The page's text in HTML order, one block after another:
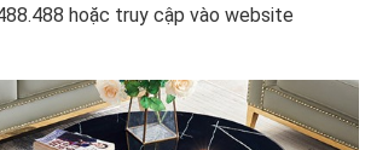
hoặc truy cập vào website